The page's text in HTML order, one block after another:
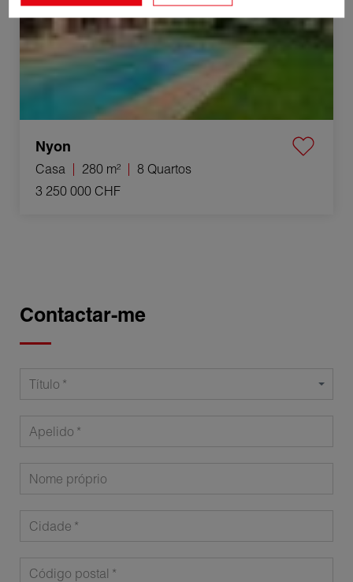
Nyon
Casa 280 m²
8 Quartos
3 250 000 CHF
Contactar-me
Título
Apelido
Nome próprio
Cidade
Código postal